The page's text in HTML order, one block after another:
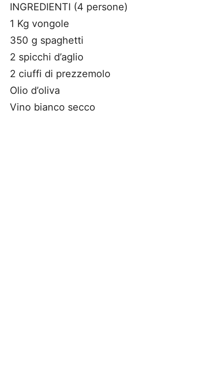
INGREDIENTI (4 persone)
1 Kg vongole
350 g spaghetti
2 spicchi d’aglio
2 ciuffi di prezzemolo
Olio d’oliva
Vino bianco secco